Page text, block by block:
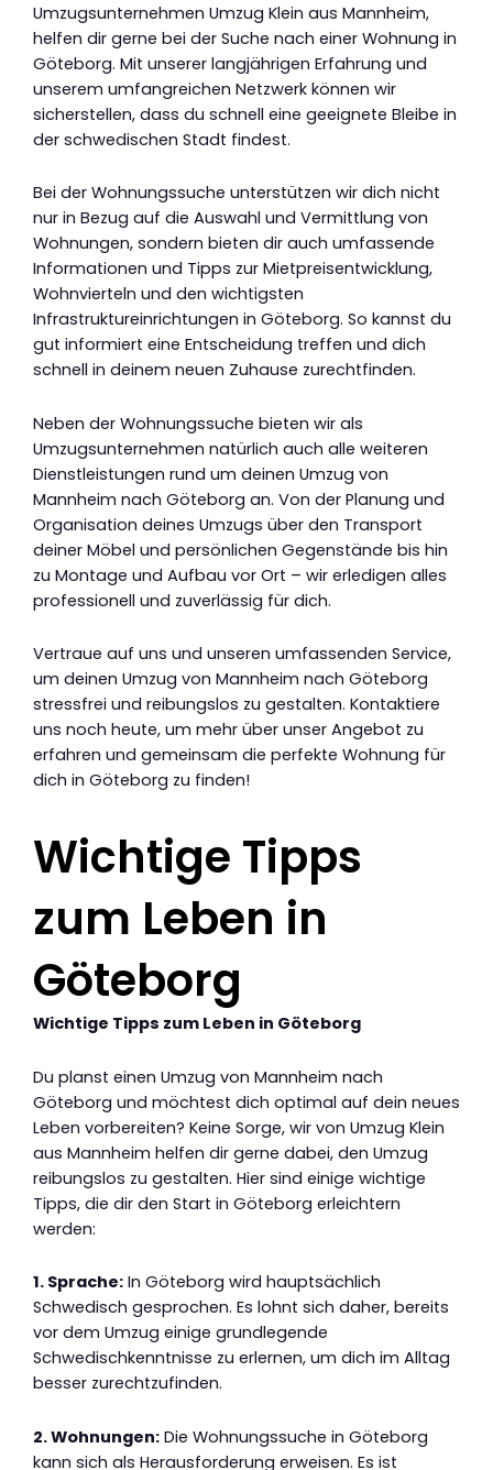
Umzugsunternehmen Umzug Klein aus Mannheim,
helfen dir gerne bei der Suche nach einer Wohnung in
Göteborg. Mit unserer langjährigen Erfahrung und
unserem umfangreichen Netzwerk können wir
sicherstellen, dass du schnell eine geeignete Bleibe in
der schwedischen Stadt findest.
Bei der Wohnungssuche unterstützen wir dich nicht
nur in Bezug auf die Auswahl und Vermittlung von
Wohnungen, sondern bieten dir auch umfassende
Informationen und Tipps zur Mietpreisentwicklung,
Wohnvierteln und den wichtigsten
Infrastruktureinrichtungen in Göteborg. So kannst du
gut informiert eine Entscheidung treffen und dich
schnell in deinem neuen Zuhause zurechtfinden.
Neben der Wohnungssuche bieten wir als
Umzugsunternehmen natürlich auch alle weiteren
Dienstleistungen rund um deinen Umzug von
Mannheim nach Göteborg an. Von der Planung und
Organisation deines Umzugs über den Transport
deiner Möbel und persönlichen Gegenstände bis hin
zu Montage und Aufbau vor Ort – wir erledigen alles
professionell und zuverlässig für dich.
Vertraue auf uns und unseren umfassenden Service,
um deinen Umzug von Mannheim nach Göteborg
stressfrei und reibungslos zu gestalten. Kontaktiere
uns noch heute, um mehr über unser Angebot zu
erfahren und gemeinsam die perfekte Wohnung für
dich in Göteborg zu finden!
Wichtige Tipps
zum Leben in
Göteborg
Wichtige Tipps zum Leben in Göteborg
Du planst einen Umzug von Mannheim nach
Göteborg und möchtest dich optimal auf dein neues
Leben vorbereiten? Keine Sorge, wir von Umzug Klein
aus Mannheim helfen dir gerne dabei, den Umzug
reibungslos zu gestalten. Hier sind einige wichtige
Tipps, die dir den Start in Göteborg erleichtern
werden:
1. Sprache: In Göteborg wird hauptsächlich
Schwedisch gesprochen. Es lohnt sich daher, bereits
vor dem Umzug einige grundlegende
Schwedischkenntnisse zu erlernen, um dich im Alltag
besser zurechtzufinden.
2. Wohnungen: Die Wohnungssuche in Göteborg
kann sich als Herausforderung erweisen. Es ist